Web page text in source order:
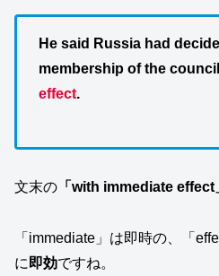
He said Russia had
membership of the council
effect.
文末の 「with immediate effect
「immediate」は即時の、「
に 即効ですね。